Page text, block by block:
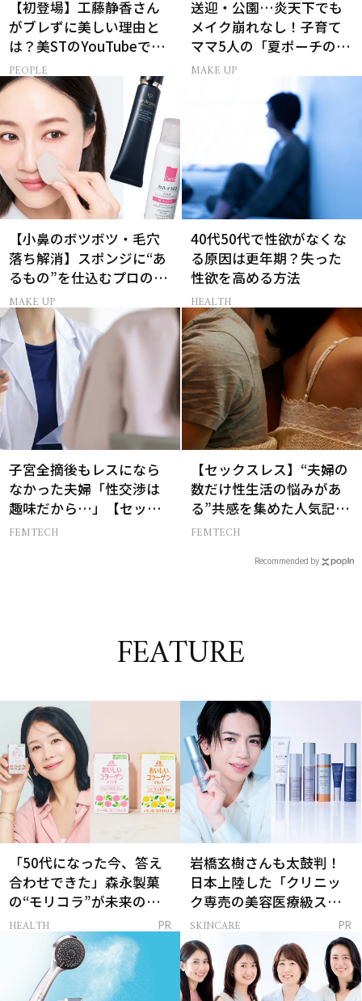
【初登場】工藤静香さん
がブレずに美しい理由と
は？美STのYouTubeでは
ALL私物の「ポーチの中
身」も大公開！
PEOPLE
送迎・公園…炎天下でも
メイク崩れなし！子育て
ママ5人の「夏ポーチの中
身」
MAKE UP
【小鼻のボツボツ・毛穴
落ち解消】スポンジに“あ
るもの”を仕込むプロの超
簡単メイクテク
MAKE UP
40代50代で性欲がなくな
る原因は更年期？失った
性欲を高める方法
HEALTH
子宮全摘後もレスになら
なかった夫婦「性交渉は
趣味だから…」【セック
スレス AND THE CITY -女
FEMTECH
【セックスレス】“夫婦の
数だけ性生活の悩みがあ
る”共感を集めた人気記事
10選
FEMTECH
Recommended by
FEATURE
「50代になった今、答え
合わせできた」森永製菓
の“モリコラ”が未来のキ
レイを連れてくる！
HEALTH PR
岩橋玄樹さんも太鼓判！
日本上陸した「クリニッ
ク専売の美容医療級スキ
ンケア」
SKINCARE PR